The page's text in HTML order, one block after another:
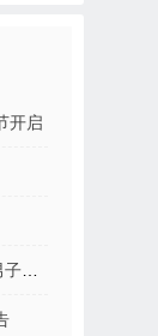
开启